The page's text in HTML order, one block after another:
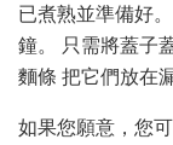
已煮熟並準備好
鐘。 只需將蓋子
麵條 把它們放在
如果您願意，您